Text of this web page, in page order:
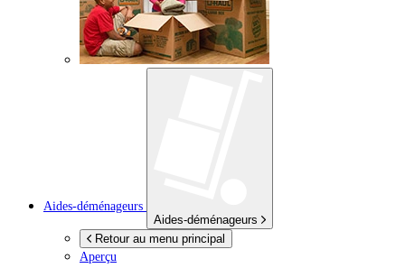
Aides-déménageurs
Aides-déménageurs
Retour au menu principal
Aperçu